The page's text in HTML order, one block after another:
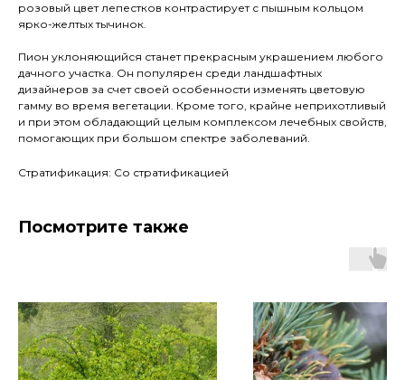
розовый цвет лепестков контрастирует с пышным кольцом
ярко-желтых тычинок.
Пион уклоняющийся станет прекрасным украшением любого
дачного участка. Он популярен среди ландшафтных
дизайнеров за счет своей особенности изменять цветовую
гамму во время вегетации. Кроме того, крайне неприхотливый
и при этом обладающий целым комплексом лечебных свойств,
помогающих при большом спектре заболеваний.
Стратификация: Со стратификацией
Посмотрите также